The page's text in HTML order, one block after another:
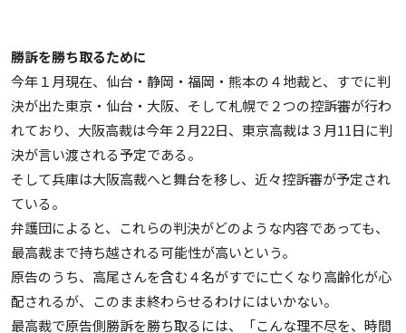
勝訴を勝ち取るために
今年１月現在、仙台・静岡・福岡・熊本の４地裁と、すでに判
決が出た東京・仙台・大阪、そして札幌で２つの控訴審が行わ
れており、大阪高裁は今年２月22日、東京高裁は３月11日に判
決が言い渡される予定である。
そして兵庫は大阪高裁へと舞台を移し、近々控訴審が予定され
ている。
弁護団によると、これらの判決がどのような内容であっても、
最高裁まで持ち越される可能性が高いという。
原告のうち、高尾さんを含む４名がすでに亡くなり高齢化が心
配されるが、このまま終わらせるわけにはいかない。
最高裁で原告側勝訴を勝ち取るには、「こんな理不尽を、時間